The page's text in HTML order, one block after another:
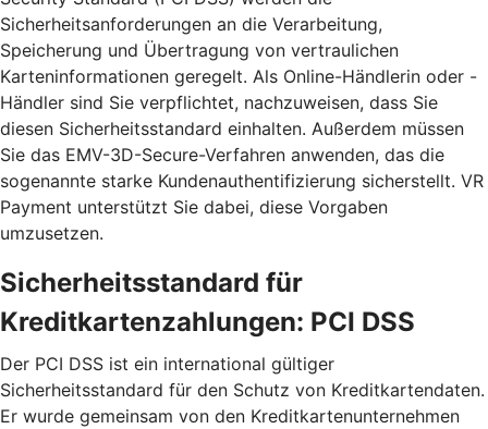
Sicherheitsanforderungen an die Verarbeitung,
Speicherung und Übertragung von vertraulichen
Karteninformationen geregelt. Als Online-Händlerin oder -
Händler sind Sie verpflichtet, nachzuweisen, dass Sie
diesen Sicherheitsstandard einhalten. Außerdem müssen
Sie das EMV-3D-Secure-Verfahren anwenden, das die
sogenannte starke Kundenauthentifizierung sicherstellt. VR
Payment unterstützt Sie dabei, diese Vorgaben
umzusetzen.
Sicherheitsstandard für
Kreditkartenzahlungen: PCI DSS
Der PCI DSS ist ein international gültiger
Sicherheitsstandard für den Schutz von Kreditkartendaten.
Er wurde gemeinsam von den Kreditkartenunternehmen